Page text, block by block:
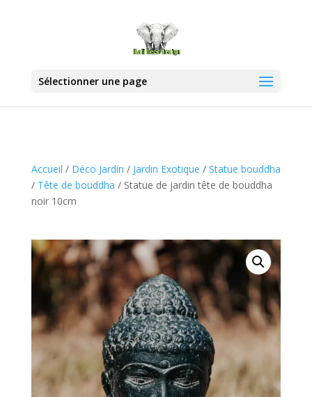
Sélectionner une page
Accueil / Déco Jardin / Jardin Exotique / Statue bouddha
/ Tête de bouddha / Statue de jardin tête de bouddha
noir 10cm